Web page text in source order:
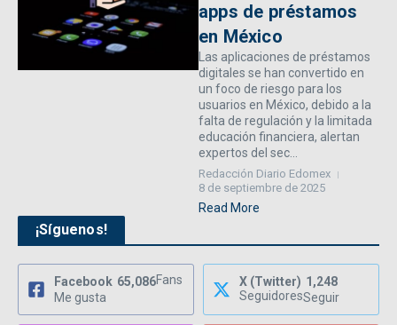
apps de préstamos
en México
Las aplicaciones de préstamos
digitales se han convertido en
un foco de riesgo para los
usuarios en México, debido a la
falta de regulación y la limitada
educación financiera, alertan
expertos del sec...
Redacción Diario Edomex
8 de septiembre de 2025
Read More
¡Síguenos!
Facebook 65,086Fans
Me gusta
X (Twitter) 1,248
SeguidoresSeguir